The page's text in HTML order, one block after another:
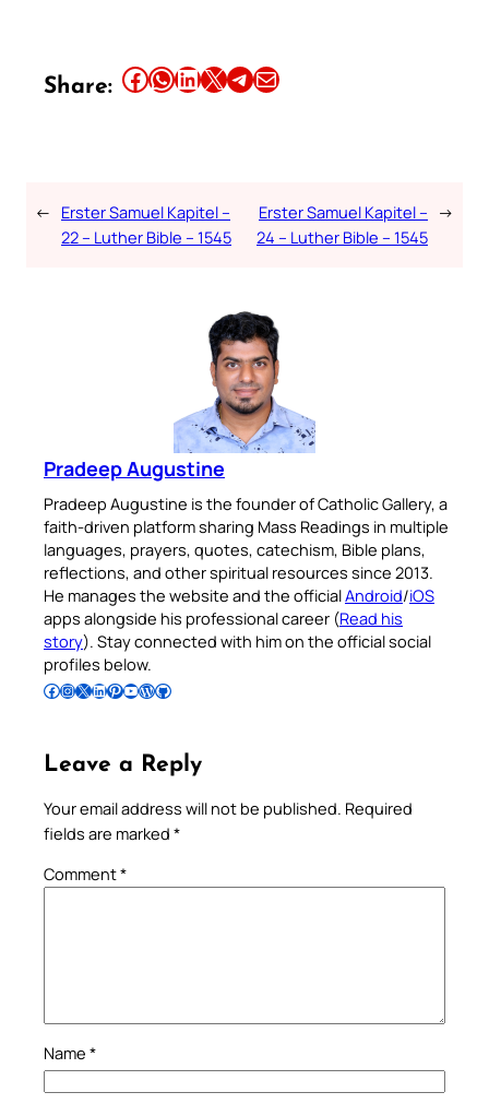
Share: Share this article on Facebook Share this article on WhatsApp Share this article on LinkedIn Share this article on X Share this article on TelegramEmail this Article
← Erster Samuel Kapitel –
22 – Luther Bible – 1545
Erster Samuel Kapitel –
24 – Luther Bible – 1545
→
Pradeep Augustine
Pradeep Augustine is the founder of Catholic Gallery, a
faith-driven platform sharing Mass Readings in multiple
languages, prayers, quotes, catechism, Bible plans,
reflections, and other spiritual resources since 2013.
He manages the website and the officialAndroid/iOS
apps alongside his professional career (Read his
story). Stay connected with him on the official social
profiles below.
Follow Pradeep on Facebook Follow Pradeep on InstagramFollow Pradeep on X Follow Pradeep on LinkedIn Follow Pradeep on Pinterest Subscribe to Pradeep’s Youtube Channel Follow Pradeep on WordPress Follow Pradeep on GitHub
Leave a Reply
Your email address will not be published. Required
fields are marked *
Comment*
Name *